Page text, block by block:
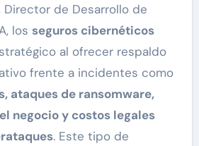
Director de Desarrollo de
los seguros cibernéticos
al ofrecer respaldo
frente a incidentes como
ataques de ransomware,
negocio y costos legales
. Este tipo de